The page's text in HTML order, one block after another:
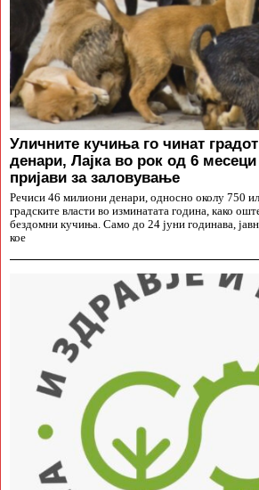
Уличните кучиња го чинат
денари, Лајка во рок од 6
пријави за заловување
Речиси 46 милиони денари, односно околу 750
градските власти во изминатата година, како
бездомни кучиња. Само до 24 јуни годинава,
кое